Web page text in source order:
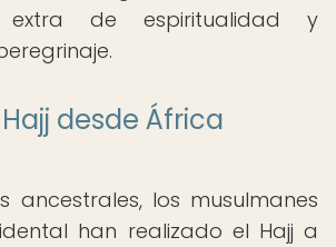
extra de espiritualidad y
desde África
ancestrales, los musulmanes
han realizado el Hajj a